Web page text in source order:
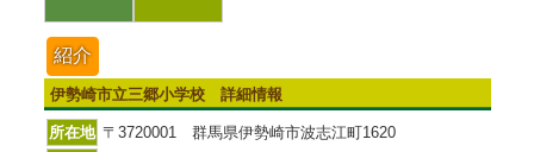
紹介
伊勢崎市立三郷小学校 詳細情報
所在地 〒3720001 群馬県伊勢崎市波志江町1620